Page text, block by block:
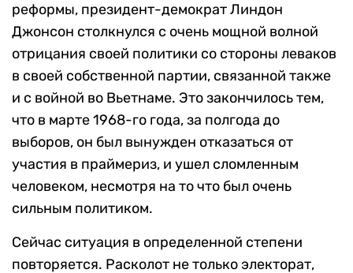
реформы, президент-демократ Линдон
Джонсон столкнулся с очень мощной волной
отрицания своей политики со стороны леваков
в своей собственной партии, связанной также
и с войной во Вьетнаме. Это закончилось тем,
что в марте 1968-го года, за полгода до
выборов, он был вынужден отказаться от
участия в праймериз, и ушел сломленным
человеком, несмотря на то что был очень
сильным политиком.
Сейчас ситуация в определенной степени
повторяется. Расколот не только электорат,